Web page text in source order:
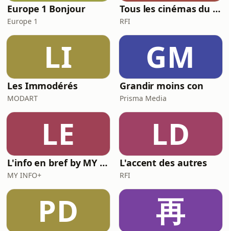
Europe 1 Bonjour
Europe 1
Tous les cinémas du monde
RFI
LI
Les Immodérés
MODART
GM
Grandir moins con
Prisma Media
LE
L'info en bref by MY INFO+
MY INFO+
LD
L'accent des autres
RFI
PD 再